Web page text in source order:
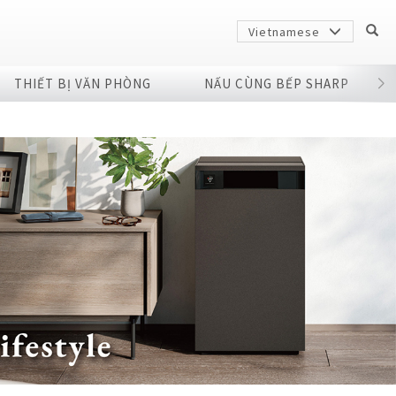
Vietnamese
THIẾT BỊ VĂN PHÒNG NẤU CÙNG BẾP SHARP